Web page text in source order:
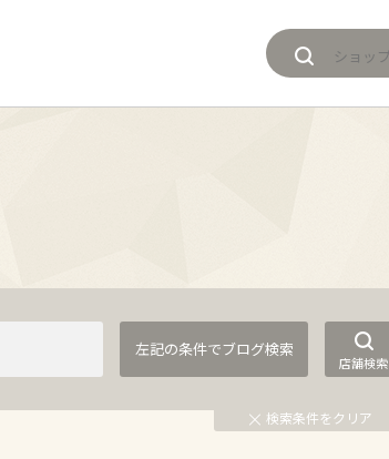
店舗検索
検索条件をクリア